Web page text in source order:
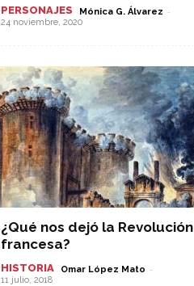
PERSONAJES Mónica G. Álvarez -
24 noviembre, 2020
¿Qué nos dejó la Revolución
francesa?
HISTORIA Omar López Mato -
11 julio, 2018